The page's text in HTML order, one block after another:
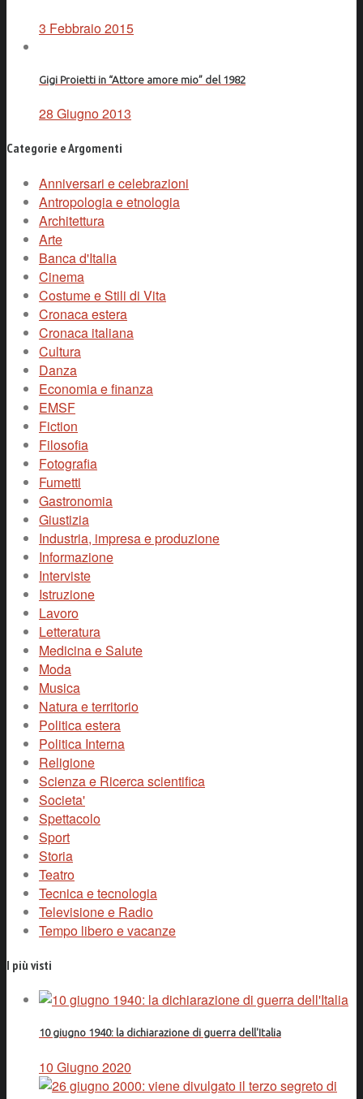
3 Febbraio 2015
Gigi Proietti in “Attore amore mio” del 1982
28 Giugno 2013
Categorie e Argomenti
Anniversari e celebrazioni
Antropologia e etnologia
Architettura
Arte
Banca d'Italia
Cinema
Costume e Stili di Vita
Cronaca estera
Cronaca italiana
Cultura
Danza
Economia e finanza
EMSF
Fiction
Filosofia
Fotografia
Fumetti
Gastronomia
Giustizia
Industria, impresa e produzione
Informazione
Interviste
Istruzione
Lavoro
Letteratura
Medicina e Salute
Moda
Musica
Natura e territorio
Politica estera
Politica Interna
Religione
Scienza e Ricerca scientifica
Societa'
Spettacolo
Sport
Storia
Teatro
Tecnica e tecnologia
Televisione e Radio
Tempo libero e vacanze
I più visti
10 giugno 1940: la dichiarazione di guerra dell'Italia
10 Giugno 2020